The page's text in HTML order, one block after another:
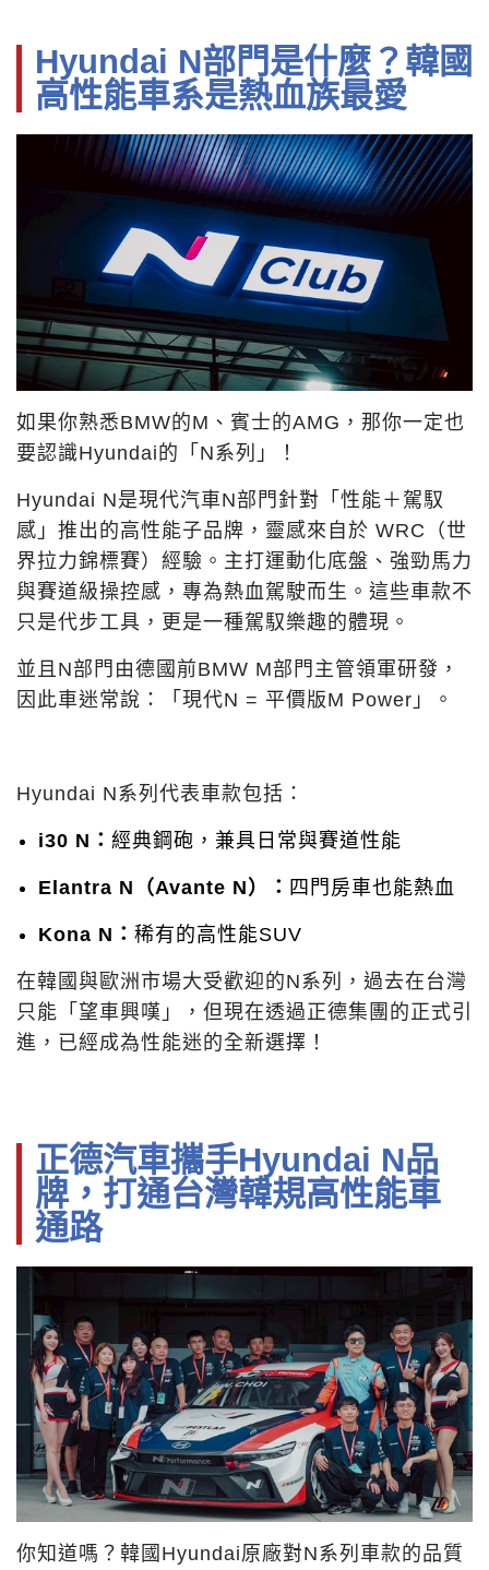
Hyundai N部門是什麼？韓國
高性能車系是熱血族最愛
如果你熟悉BMW的M、賓士的AMG，那你一定也
要認識Hyundai的「N系列」！
Hyundai N是現代汽車N部門針對「性能＋駕馭
感」推出的高性能子品牌，靈感來自於 WRC（世
界拉力錦標賽）經驗。主打運動化底盤、強勁馬力
與賽道級操控感，專為熱血駕駛而生。這些車款不
只是代步工具，更是一種駕馭樂趣的體現。
並且N部門由德國前BMW M部門主管領軍研發，
因此車迷常說：「現代N = 平價版M Power」。
Hyundai N系列代表車款包括：
i30 N： 經典鋼砲，兼具日常與賽道性能
Elantra N（Avante N）： 四門房車也能熱血
Kona N： 稀有的高性能SUV
在韓國與歐洲市場大受歡迎的N系列，過去在台灣
只能「望車興嘆」，但現在透過正德集團的正式引
進，已經成為性能迷的全新選擇！
正德汽車攜手Hyundai N品
牌，打通台灣韓規高性能車
通路
你知道嗎？韓國Hyundai原廠對N系列車款的品質